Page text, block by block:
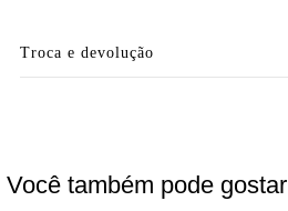
Troca e devolução
Você também pode gostar